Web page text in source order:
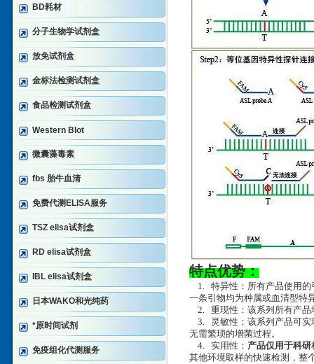
BD耗材
分子生物学试剂盒
放免试剂盒
金标法检测试剂盒
食品检测试剂盒
Western Blot
微囊藻毒素
fbs 胎牛血清
免费代测ELISA服务
TSZ elisa试剂盒
RD elisa试剂盒
IBL elisa试剂盒
日本WAKO和光纯药
*原时间试剂
免疫组化代测服务
特点优势：
1. 特异性：所有产品使用的
一条引物均为种属或血清型特
2. 重现性：该系列所有产品
3. 灵敏性：该系列产品可实
无需繁琐的增菌过程。
4. 实用性： 产品仅用于科研
其他环境取样的快速检测，整